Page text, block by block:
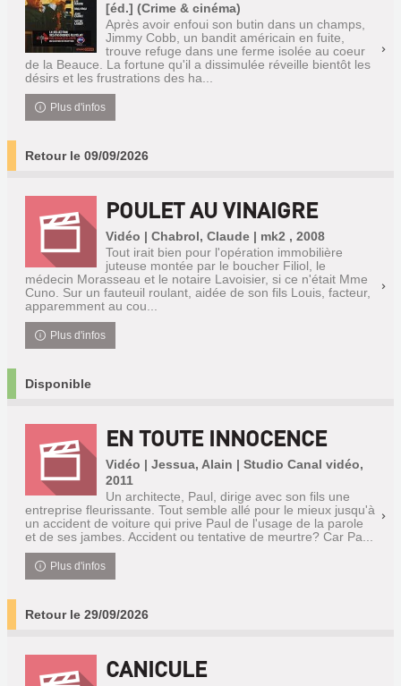
[éd.] (Crime & cinéma)
Après avoir enfoui son butin dans un champs,
Jimmy Cobb, un bandit américain en fuite,
trouve refuge dans une ferme isolée au coeur
de la Beauce. La fortune qu'il a dissimulée réveille bientôt les
désirs et les frustrations des ha...
Plus d'infos
Retour le 09/09/2026
POULET AU VINAIGRE
Vidéo | Chabrol, Claude | mk2 , 2008
Tout irait bien pour l'opération immobilière
juteuse montée par le boucher Filiol, le
médecin Morasseau et le notaire Lavoisier, si ce n'était Mme
Cuno. Sur un fauteuil roulant, aidée de son fils Louis, facteur,
apparemment au cou...
Plus d'infos
Disponible
EN TOUTE INNOCENCE
Vidéo | Jessua, Alain | Studio Canal vidéo,
2011
Un architecte, Paul, dirige avec son fils une
entreprise fleurissante. Tout semble allé pour le mieux jusqu'à
un accident de voiture qui prive Paul de l'usage de la parole
et de ses jambes. Accident ou tentative de meurtre? Car Pa...
Plus d'infos
Retour le 29/09/2026
CANICULE